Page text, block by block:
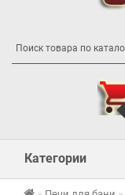
Категории